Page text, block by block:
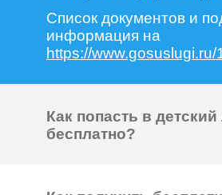
Список документов и
информация на
https://
Как попасть в детский
бесплатно?